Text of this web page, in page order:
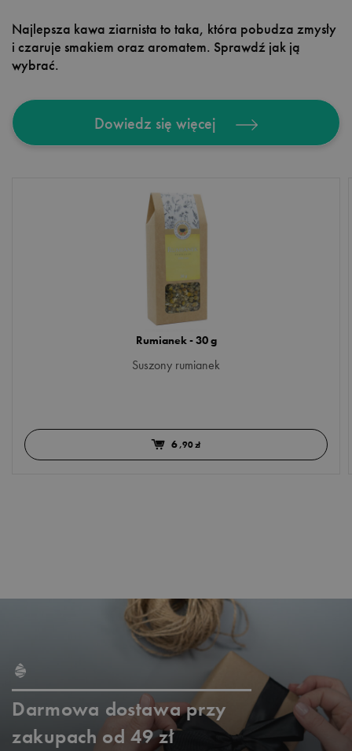
Najlepsza kawa ziarnista to taka, która pobudza zmysły
i czaruje smakiem oraz aromatem. Sprawdź jak ją
wybrać.
Dowiedz się więcej
Rumianek - 30 g
Suszony rumianek
6,90 zł
Darmowa dostawa przy
zakupach od 49 zł